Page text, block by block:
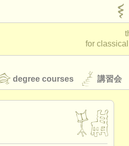
for
degree courses 講習会